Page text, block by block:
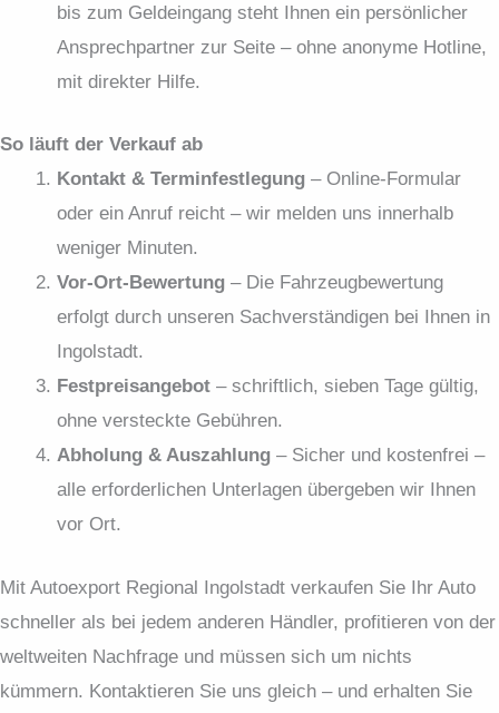
bis zum Geldeingang steht Ihnen ein persönlicher
Ansprechpartner zur Seite – ohne anonyme Hotline,
mit direkter Hilfe.
So läuft der Verkauf ab
Kontakt & Terminfestlegung – Online-Formular
oder ein Anruf reicht – wir melden uns innerhalb
weniger Minuten.
Vor-Ort-Bewertung – Die Fahrzeugbewertung
erfolgt durch unseren Sachverständigen bei Ihnen in
Ingolstadt.
Festpreis­angebot – schriftlich, sieben Tage gültig,
ohne versteckte Gebühren.
Abholung & Auszahlung – Sicher und kostenfrei –
alle erforderlichen Unterlagen übergeben wir Ihnen
vor Ort.
Mit Autoexport Regional Ingolstadt verkaufen Sie Ihr Auto
schneller als bei jedem anderen Händler, profitieren von der
weltweiten Nachfrage und müssen sich um nichts
kümmern. Kontaktieren Sie uns gleich – und erhalten Sie